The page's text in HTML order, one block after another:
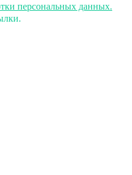
персональных данных.